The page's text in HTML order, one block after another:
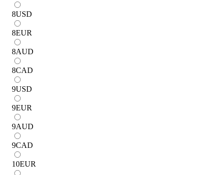
8USD
8EUR
8AUD
8CAD
9USD
9EUR
9AUD
9CAD
10EUR